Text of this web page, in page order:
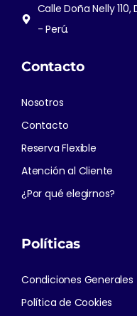
Calle Doña Nelly
- Perú.
Contacto
Nosotros
Contacto
Reserva Flexible
Atención al Cliente
¿Por qué elegirnos?
Políticas
Condiciones Generales
Política de Cookies